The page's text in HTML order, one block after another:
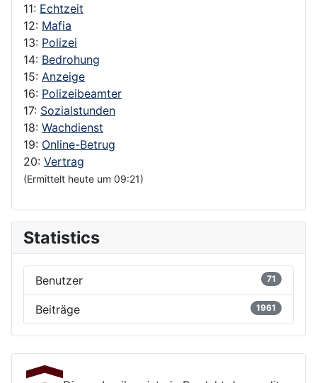
11: Echtzeit
12: Mafia
13: Polizei
14: Bedrohung
15: Anzeige
16: Polizeibeamter
17: Sozialstunden
18: Wachdienst
19: Online-Betrug
20: Vertrag
(Ermittelt heute um 09:21)
Statistics
Benutzer 71
Beiträge 1961